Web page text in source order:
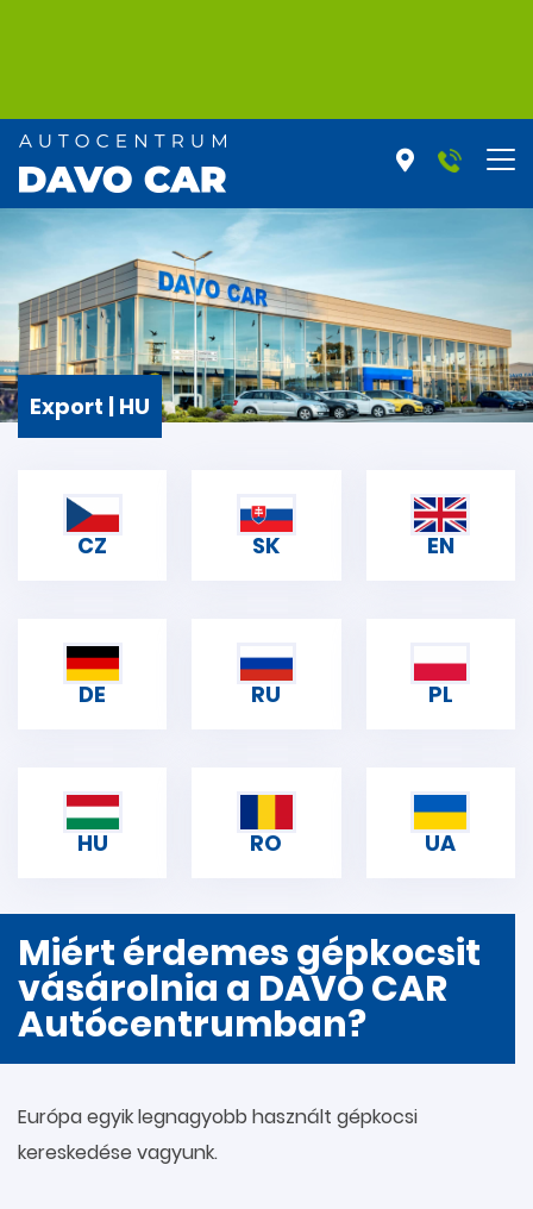
Export | HU
CZ SK EN
DE RU PL
HU RO UA
Miért érdemes gépkocsit
vásárolnia a DAVO CAR
Autócentrumban?
Európa egyik legnagyobb használt gépkocsi
kereskedése vagyunk.